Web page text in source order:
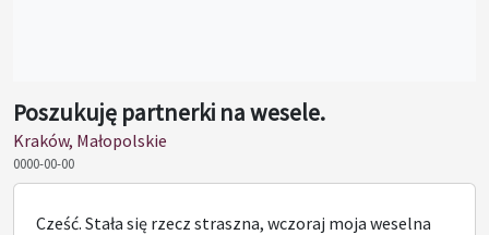
Poszukuję partnerki na wesele.
Kraków, Małopolskie
0000-00-00
Cześć. Stała się rzecz straszna, wczoraj moja weselna